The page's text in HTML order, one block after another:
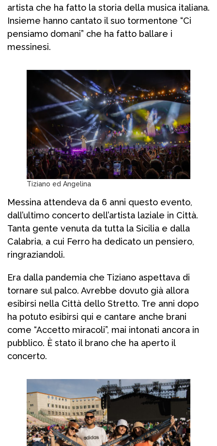
artista che ha fatto la storia della musica italiana.
Insieme hanno cantato il suo tormentone “Ci
pensiamo domani” che ha fatto ballare i
messinesi.
Tiziano ed Angelina
Messina attendeva da 6 anni questo evento,
dall’ultimo concerto dell’artista laziale in Città.
Tanta gente venuta da tutta la Sicilia e dalla
Calabria, a cui Ferro ha dedicato un pensiero,
ringraziandoli.
Era dalla pandemia che Tiziano aspettava di
tornare sul palco. Avrebbe dovuto già allora
esibirsi nella Città dello Stretto. Tre anni dopo
ha potuto esibirsi qui e cantare anche brani
come “Accetto miracoli”, mai intonati ancora in
pubblico. È stato il brano che ha aperto il
concerto.